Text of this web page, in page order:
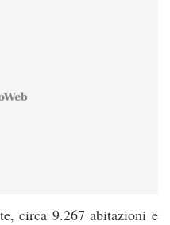
circa 9.267 abitazioni e